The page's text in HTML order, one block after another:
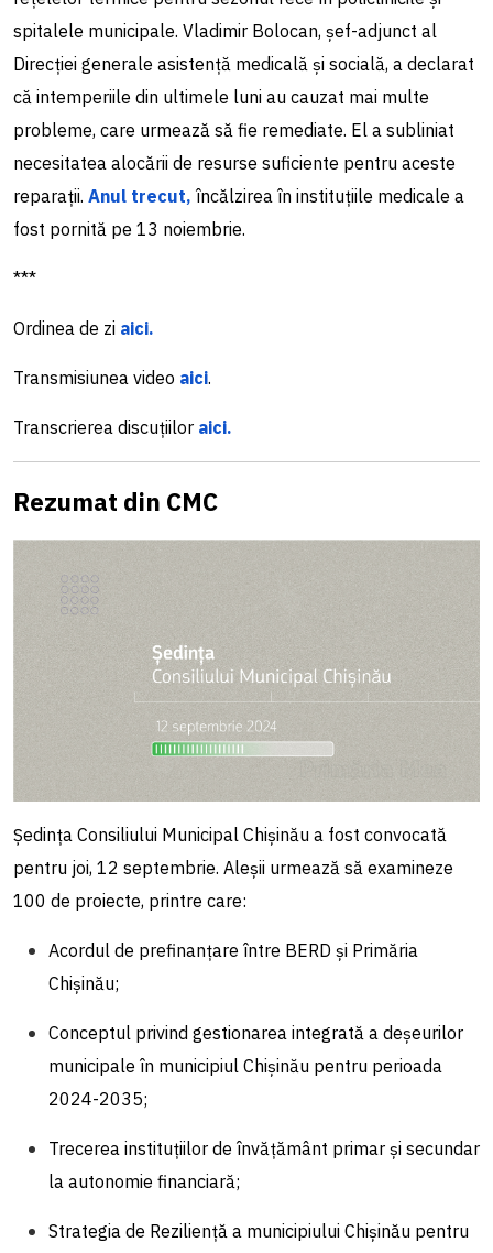
spitalele municipale. Vladimir Bolocan, șef-adjunct al
Direcției generale asistență medicală și socială, a declarat
că intemperiile din ultimele luni au cauzat mai multe
probleme, care urmează să fie remediate. El a subliniat
necesitatea alocării de resurse suficiente pentru aceste
reparații. Anul trecut, încălzirea în instituțiile medicale a
fost pornită pe 13 noiembrie.
***
Ordinea de zi aici.
Transmisiunea video aici.
Transcrierea discuțiilor aici.
Rezumat din CMC
Ședința Consiliului Municipal Chișinău a fost convocată
pentru joi, 12 septembrie. Aleșii urmează să examineze
100 de proiecte, printre care:
Acordul de prefinanțare între BERD și Primăria
Chișinău;
Conceptul privind gestionarea integrată a deșeurilor
municipale în municipiul Chișinău pentru perioada
2024-2035;
Trecerea instituțiilor de învățământ primar și secundar
la autonomie financiară;
Strategia de Reziliență a municipiului Chișinău pentru